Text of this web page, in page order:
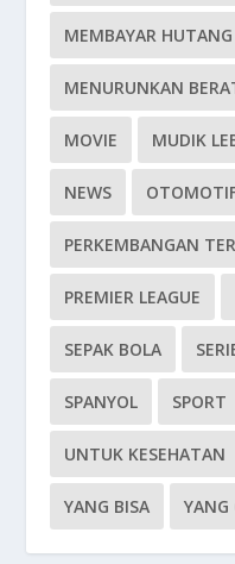
MEMBAYAR HUTANG
MENURUNKAN
MOVIE MUDIK
NEWS
PERKEMBANGAN
PREMIER LEAGUE
SEPAK BOLA
SPANYOL SPORT
UNTUK KESEHATAN
YANG BISA YANG